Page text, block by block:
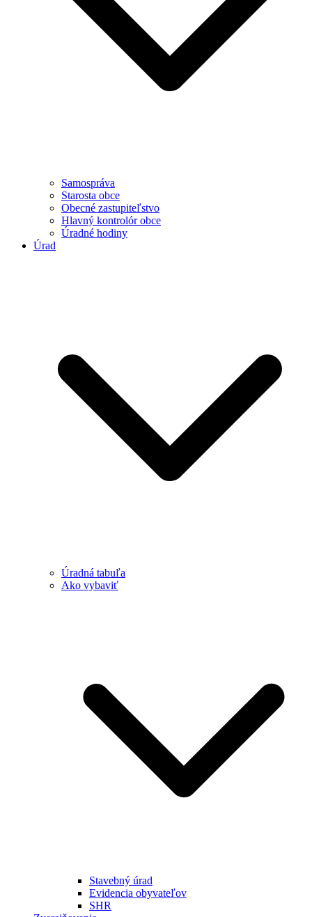
Samospráva
Starosta obce
Obecné zastupiteľstvo
Hlavný kontrolór obce
Úradné hodiny
Úrad
Úradná tabuľa
Ako vybaviť
Stavebný úrad
Evidencia obyvateľov
SHR